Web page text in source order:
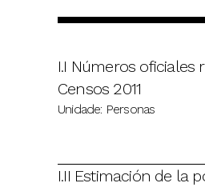
I.I Números oficiales
Censos 2011
Unidade: Personas
I.II Estimación de la